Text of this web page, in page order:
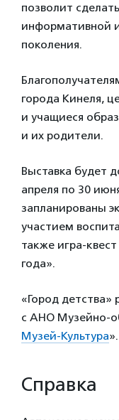
позволит
информативной
поколения.
города Кинеля,
и учащиеся
и их родители.
Выставка будет
апреля по 30
запланированы
участием
также игра-
года».
«Город детства»
с АНО Музейно-
Музей-Культура».
Справка